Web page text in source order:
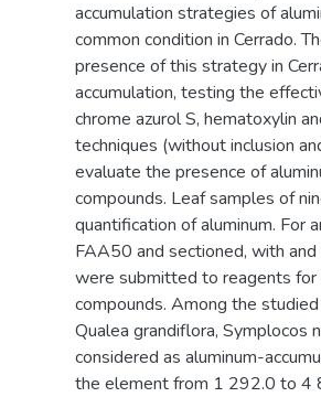
accumulation strategies of
common condition in Cerrado.
presence of this strategy in
accumulation, testing the
chrome azurol S, hematoxylin
techniques (without inclusion
evaluate the presence of
compounds. Leaf samples of
quantification of aluminum. For
FAA50 and sectioned, with
were submitted to reagents for
compounds. Among the
Qualea grandiflora, Symplocos
considered as aluminum-
the element from 1 292.0 to 4